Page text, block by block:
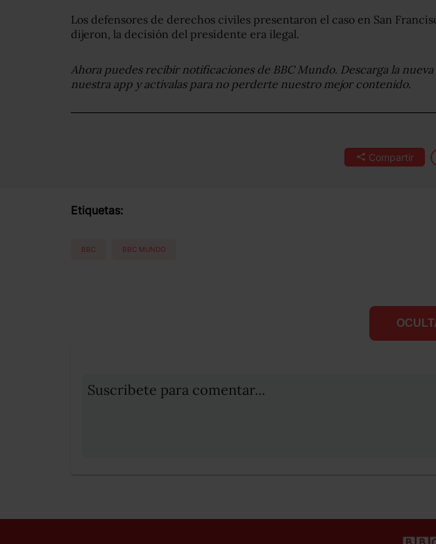
Los defensores de derechos civiles presentaron el caso en San
dijeron, la decisión del presidente era ilegal.
Ahora puedes recibir notificaciones de BBC Mundo. Descarga la
nuestra app y actívalas para no perderte nuestro mejor contenido.
Compartir
Etiquetas:
BBC BBC MUNDO
Suscribete para comentar...